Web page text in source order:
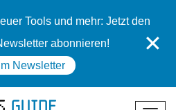
Tools und mehr: Jetzt den
abonnieren!
Newsletter
✕